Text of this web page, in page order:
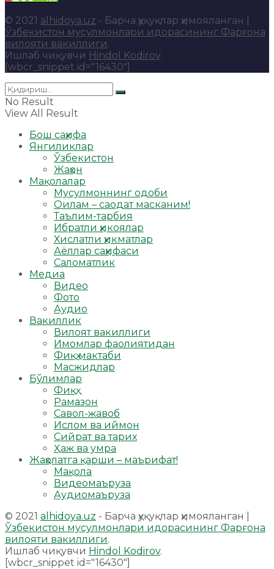
© 2021 alhidoya.uz - Барча ҳуқуқлар ҳимояланган |
Ўзбекистон мусулмонлари идорасининг Фарғона
вилояти вакиллиги.
Ишлаб чиқувчи Hindol Kodirov.
[wbcr_snippet id="16430"]
No Result
View All Result
Бош саҳифа
Янгиликлар
Ўзбекистон
Жаҳон
Мақолалар
Мусулмоннинг одоби
Оилам – саодат масканим!
Таълим-тарбия
Ибратли ҳикоялар
Хислатли ҳикматлар
Аёллар саҳифаси
Саломатлик
Медиа
Видео
Фото
Аудио
Вакиллик
Вилоят вакиллиги
Имомлар фаолиятидан
Фиқҳ мактаби
Масжидлар
Бўлимлар
Фиқҳ
Рамазон
Савол-жавоб
Ислом ва иймон
Сийрат ва тарих
Ҳаж ва умра
Жаҳолатга қарши – маърифат!
Мақола
Видеомаъруза
Аудиомаъруза
© 2021 alhidoya.uz - Барча ҳуқуқлар ҳимояланган |
Ўзбекистон мусулмонлари идорасининг Фарғона
вилояти вакиллиги.
Ишлаб чиқувчи Hindol Kodirov.
[wbcr_snippet id="16430"]